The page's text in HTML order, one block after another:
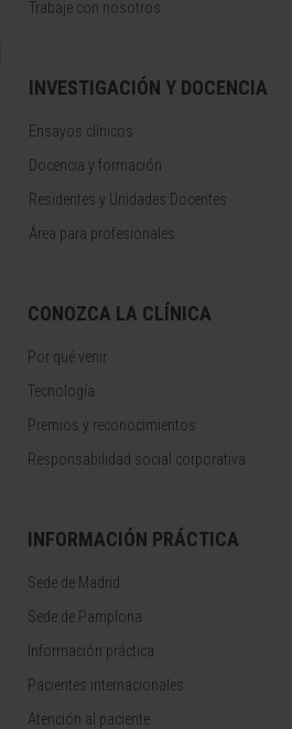
Trabaje con nosotros
INVESTIGACIÓN Y DOCENCIA
Ensayos clínicos
Docencia y formación
Residentes y Unidades Docentes
Área para profesionales
CONOZCA LA CLÍNICA
Por qué venir
Tecnología
Premios y reconocimientos
Responsabilidad social corporativa
INFORMACIÓN PRÁCTICA
Sede de Madrid
Sede de Pamplona
Información práctica
Pacientes internacionales
Atención al paciente